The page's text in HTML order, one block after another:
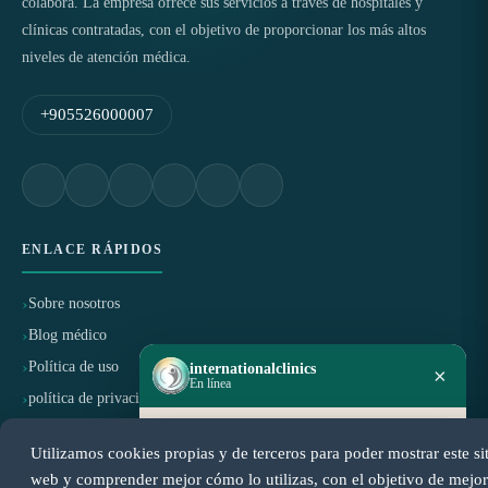
internationalclinics
En línea ×
Inicia un chat en WhatsApp — respondemos
rápido.
clínicas contratadas, con el objetivo de proporcionar los más altos
niveles de atención médica.
+905526000007
ENLACE RÁPIDOS
Sobre nosotros
Blog médico
Política de uso
política de privacidad
Utilizamos cookies propias y de terceros para poder mostrar este
web y comprender mejor cómo lo utilizas, con el objetivo de